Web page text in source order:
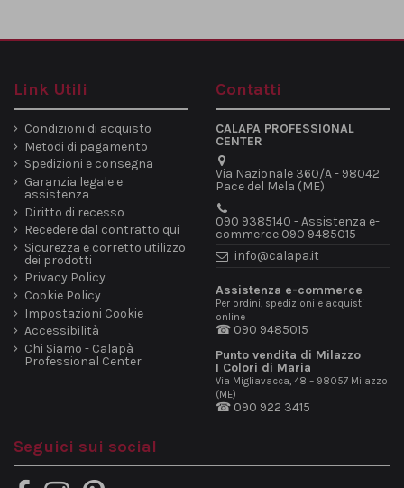
Link Utili
Condizioni di acquisto
Metodi di pagamento
Spedizioni e consegna
Garanzia legale e
assistenza
Diritto di recesso
Recedere dal contratto qui
Sicurezza e corretto utilizzo
dei prodotti
Privacy Policy
Cookie Policy
Impostazioni Cookie
Accessibilità
Chi Siamo - Calapà
Professional Center
Contatti
CALAPA PROFESSIONAL
CENTER
Via Nazionale 360/A - 98042
Pace del Mela (ME)
090 9385140 - Assistenza e-
commerce 090 9485015
info@calapa.it
Assistenza e-commerce
Per ordini, spedizioni e acquisti
online
☎ 090 9485015
Punto vendita di Milazzo
I Colori di Maria
Via Migliavacca, 48 – 98057 Milazzo
(ME)
☎ 090 922 3415
Seguici sui social